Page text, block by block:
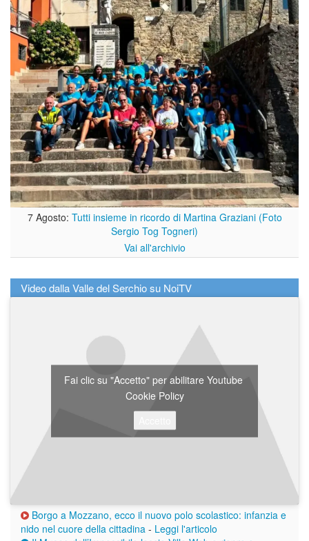
7 Agosto: Tutti insieme in ricordo di Martina Graziani (Foto
Sergio Tog Togneri)
Vai all'archivio
Video dalla Valle del Serchio su NoiTV
Fai clic su "Accetto" per abilitare Youtube
Cookie Policy
Borgo a Mozzano, ecco il nuovo polo scolastico: infanzia e
nido nel cuore della cittadina - Leggi l'articolo